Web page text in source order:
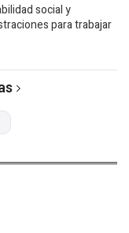
social y
para trabajar